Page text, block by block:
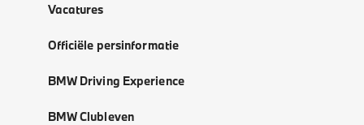
Vacatures
Officiële persinformatie
BMW Driving Experience
BMW Clubleven